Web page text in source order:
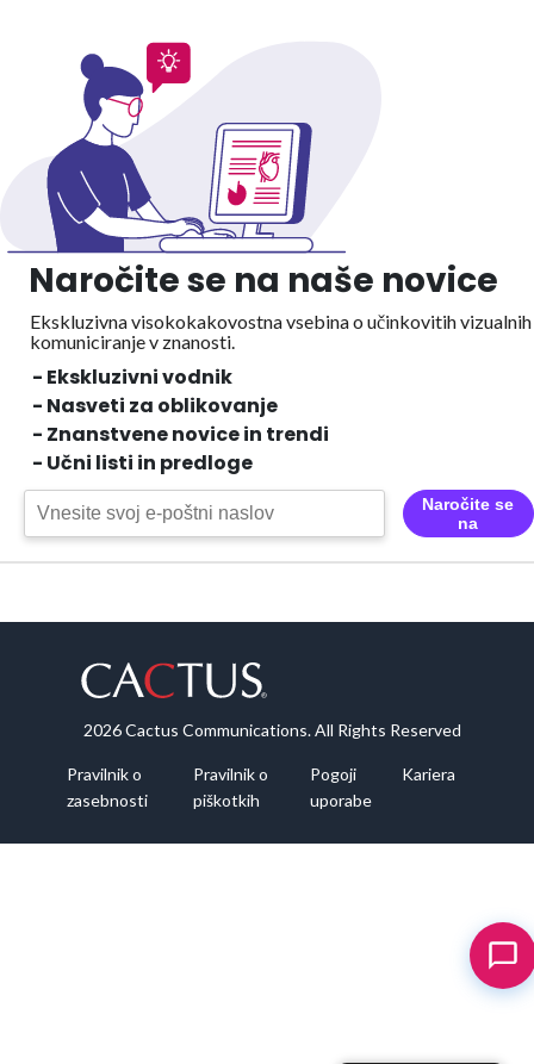
Naročite se na naše novice
Ekskluzivna visokokakovostna vsebina o učinkovitih vizualnih
komuniciranje v znanosti.
- Ekskluzivni vodnik
- Nasveti za oblikovanje
- Znanstvene novice in trendi
- Učni listi in predloge
Naročite se
na
2026 Cactus Communications. All Rights Reserved
Pravilnik o
zasebnosti
Pravilnik o
piškotkih
Pogoji
uporabe
Kariera